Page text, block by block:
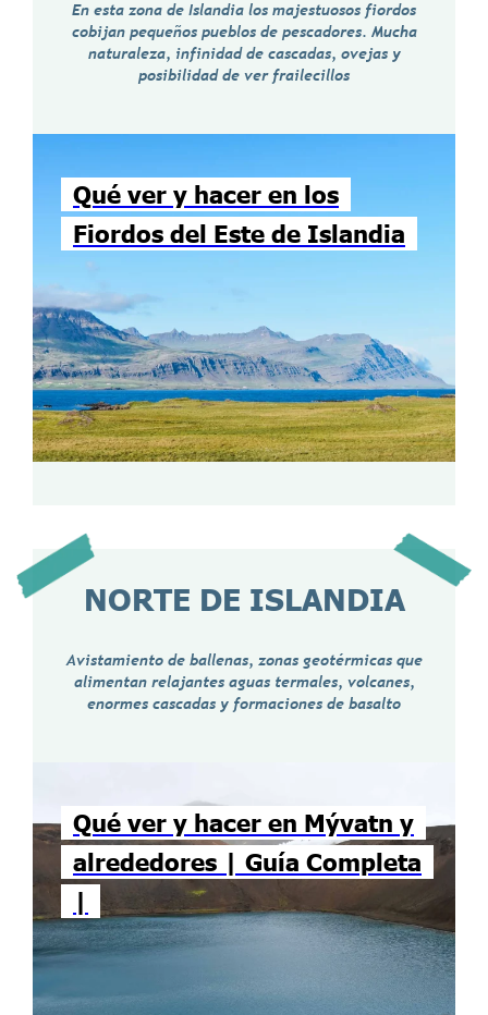
En esta zona de Islandia los majestuosos fiordos
cobijan pequeños pueblos de pescadores. Mucha
naturaleza, infinidad de cascadas, ovejas y
posibilidad de ver frailecillos
Qué ver y hacer en los
Fiordos del Este de Islandia
NORTE DE ISLANDIA
Avistamiento de ballenas, zonas geotérmicas que
alimentan relajantes aguas termales, volcanes,
enormes cascadas y formaciones de basalto
Qué ver y hacer en Mývatn y
alrededores | Guía Completa
|